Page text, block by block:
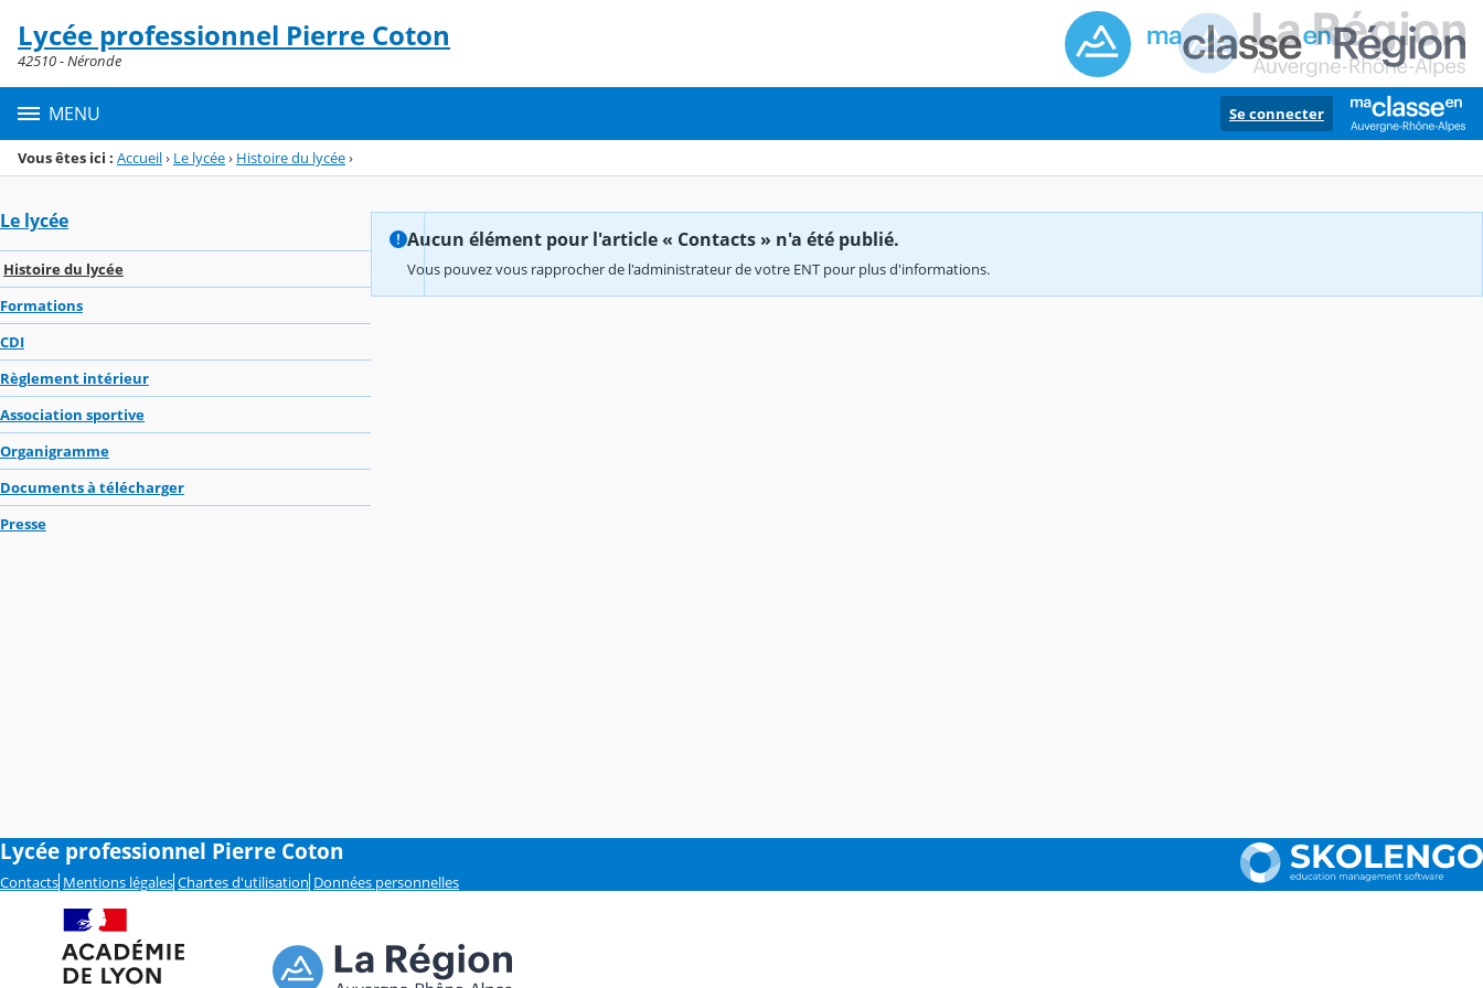
Menu de la rubrique
Contenu
Lycée professionnel Pierre Coton
42510 - Néronde
MENU Se connecter
Vous êtes ici : Accueil› Le lycée› Histoire du lycée›
Le lycée
Histoire du lycée
Formations
CDI
Règlement intérieur
Association sportive
Organigramme
Documents à télécharger
Presse
Aucun élément pour l'article « Contacts » n'a été publié.
Vous pouvez vous rapprocher de l'administrateur de votre ENT pour plus d'informations.
Lycée professionnel Pierre Coton
Contacts Mentions légales Chartes d'utilisation Données personnelles